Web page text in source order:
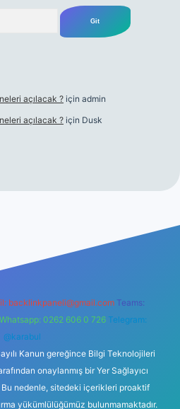
açılacak ? için admin
açılacak ? için Dusk
backlinkpaneli@gmail.com Teams:
Whatsapp: 0262 606 0 726 Telegram:
@karabul
Kanun gereğince Bilgi Teknolojileri
onaylanmış bir Yer Sağlayıcı
nedenle, sitedeki içerikleri proaktif
yükümlülüğümüz bulunmamaktadır.